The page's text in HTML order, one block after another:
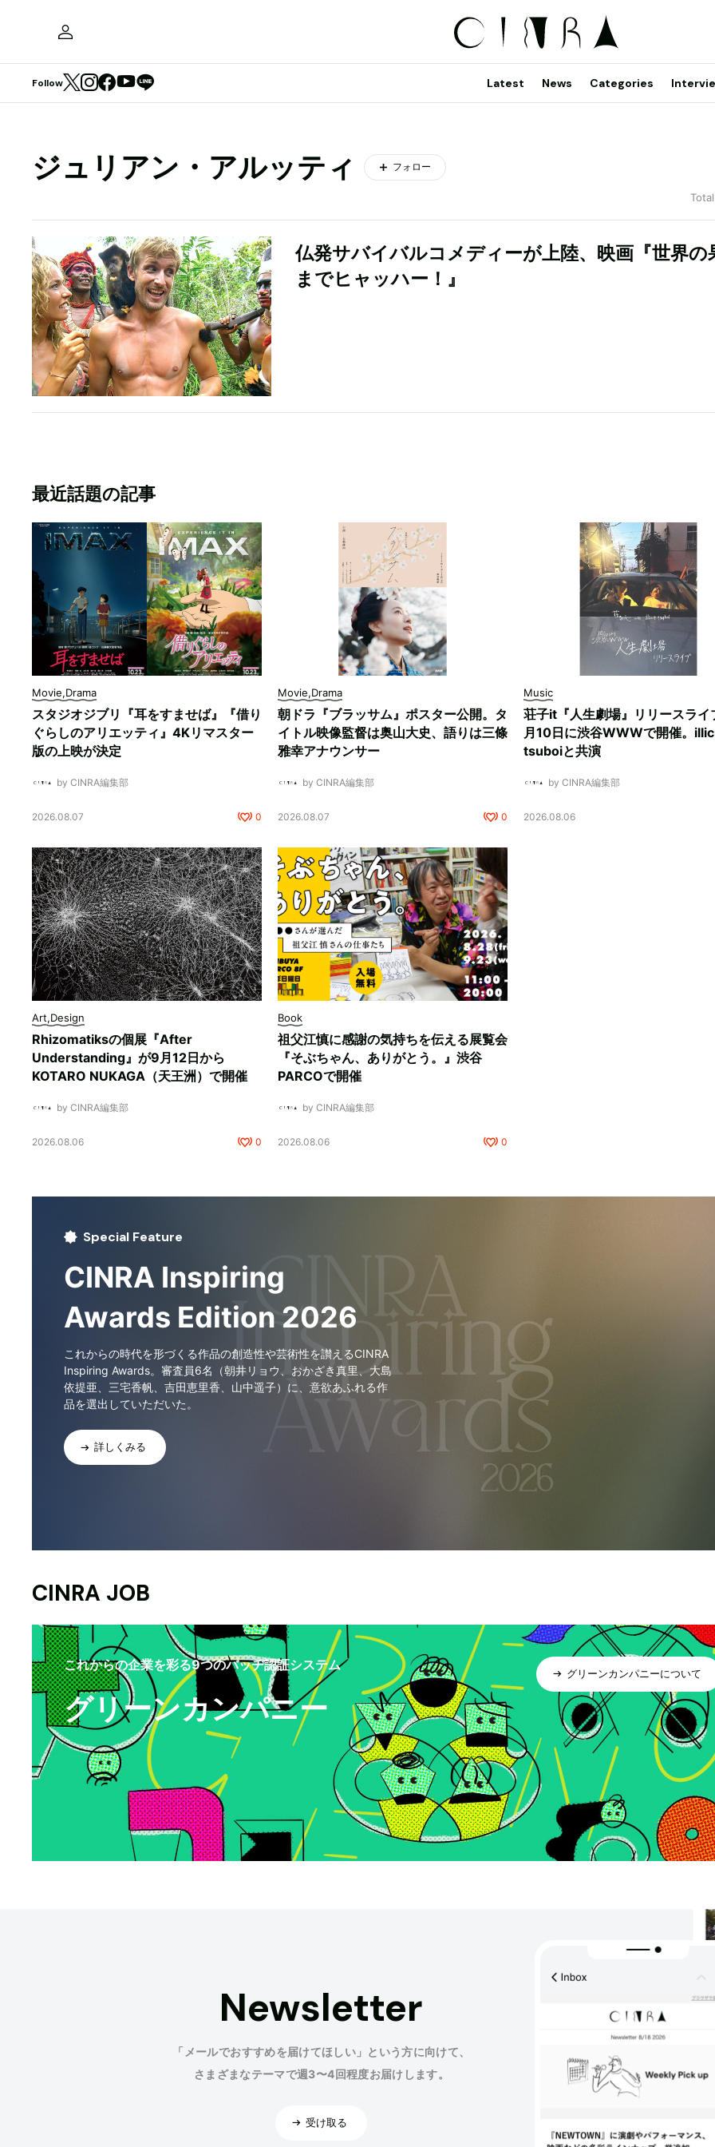
Follow Latest News Categories
ジュリアン・アルッティ フォロー
仏発サバイバルコメディーが上陸、映画『世界の
までヒャッハー！』
最近話題の記事
Movie,Drama
スタジオジブリ『耳をすませば』『借り
ぐらしのアリエッティ』4Kリマスター
版の上映が決定
by CINRA編集部
2026.08.07 0
Movie,Drama
朝ドラ『ブラッサム』ポスター公開。タ
イトル映像監督は奥山大史、語りは三條
雅幸アナウンサー
by CINRA編集部
2026.08.07 0
Music
荘子it『人生劇場』リリースライ
月10日に渋谷WWWで開催。
tsuboiと共演
by CINRA編集部
2026.08.06
Art,Design
Rhizomatiksの個展『After
Understanding』が9月12日から
KOTARO NUKAGA（天王洲）で開催
by CINRA編集部
2026.08.06 0
Book
祖父江慎に感謝の気持ちを伝える展覧会
『そぶちゃん、ありがとう。』渋谷
PARCOで開催
by CINRA編集部
2026.08.06 0
Special Feature
CINRA Inspiring
Awards Edition 2026
これからの時代を形づくる作品の創造性や芸術性を讃えるCINRA
Inspiring Awards。審査員6名（朝井リョウ、おかざき真里、大島
依提亜、三宅香帆、吉田恵里香、山中遥子）に、意欲あふれる作
品を選出していただいた。
詳しくみる
CINRA JOB
これからの企業を彩る9つのバッヂ認証システム
グリーンカンパニー
グリーンカンパニーについて
Newsletter
「メールでおすすめを届けてほしい」という方に向けて、
さまざまなテーマで週3〜4回程度お届けします。
受け取る